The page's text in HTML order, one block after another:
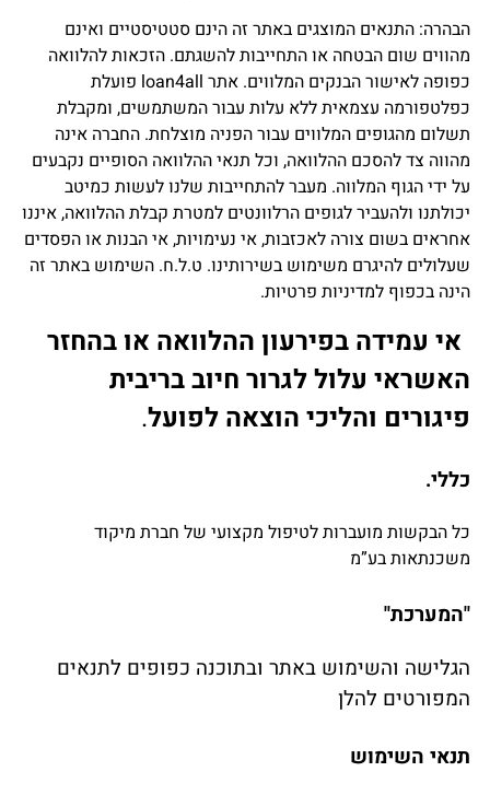
הבהרה: התנאים המוצגים באתר זה הינם סטטיסטיים ואינם
מהווים שום הבטחה או התחייבות להשגתם. הזכאות להלוואה
כפופה לאישור הבנקים המלווים. אתר loan4all פועלת
כפלטפורמה עצמאית ללא עלות עבור המשתמשים, ומקבלת
תשלום מהגופים המלווים עבור הפניה מוצלחת. החברה אינה
מהווה צד להסכם ההלוואה, וכל תנאי ההלוואה הסופיים נקבעים
על ידי הגוף המלווה. מעבר להתחייבות שלנו לעשות כמיטב
יכולתנו ולהעביר לגופים הרלוונטים למטרת קבלת ההלוואה, איננו
אחראים בשום צורה לאכזבות, אי נעימויות, אי הבנות או הפסדים
שעלולים להיגרם משימוש בשירותינו. ט.ל.ח. השימוש באתר זה
הינה בכפוף למדיניות פרטיות.
אי עמידה בפירעון ההלוואה או בהחזר
האשראי עלול לגרור חיוב בריבית
פיגורים והליכי הוצאה לפועל.
כללי.
כל הבקשות מועברות לטיפול מקצועי של חברת מיקוד
משכנתאות בע”מ
"המערכת"
הגלישה והשימוש באתר ובתוכנה כפופים לתנאים
המפורטים להלן
תנאי השימוש